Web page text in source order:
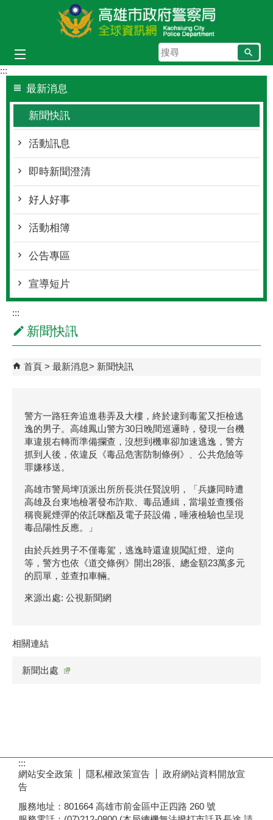
跳到主要內容區塊
搜
尋
:::
最新消息
新聞快訊
活動訊息
即時新聞澄清
好人好事
活動相簿
公告專區
宣導短片
:::
新聞快訊
首頁 最新消息 新聞快訊
警方一路狂奔追進巷弄及大樓，終於逮到毒駕又拒檢逃
逸的男子。高雄鳳山警方30日晚間巡邏時，發現一台機
車違規右轉而準備攔查，沒想到機車卻加速逃逸，警方
抓到人後，依違反《毒品危害防制條例》、公共危險等
罪嫌移送。
高雄市警局埤頂派出所所長洪任賢說明，「兵嫌同時遭
高雄及台東地檢署發布詐欺、毒品通緝，當場並查獲俗
稱喪屍煙彈的依託咪酯及電子菸設備，唾液檢驗也呈現
毒品陽性反應。」
由於兵姓男子不僅毒駕，逃逸時還違規闖紅燈、逆向
等，警方也依《道交條例》開出28張、總金額23萬多元
的罰單，並查扣車輛。
來源出處: 公視新聞網
相關連結
新聞出處
:::
網站安全政策
隱私權政策宣告
政府網站資料開放宣
告
服務地址：801664 高雄市前金區中正四路 260 號